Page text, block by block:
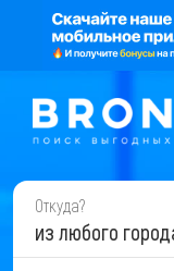
Откуда?
из любого